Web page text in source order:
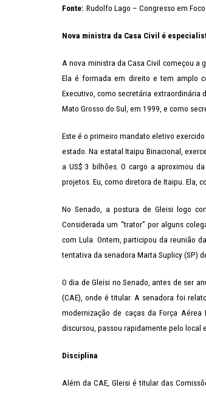
Fonte: Rudolfo Lago – Congresso em Foco
Nova ministra da Casa Civil é
A nova ministra da Casa Civil começou a
Ela é formada em direito e tem amplo
Executivo, como secretária
Mato Grosso do Sul, em 1999, e como
Este é o primeiro mandato eletivo
estado. Na estatal Itaipu Binacional,
a US$ 3 bilhões. O cargo a aproximou
projetos. Eu, como diretora de Itaipu. Ela,
No Senado, a postura de Gleisi logo
Considerada um “trator” por alguns
com Lula. Ontem, participou da reunião
tentativa da senadora Marta Suplicy (SP)
O dia de Gleisi no Senado, antes de ser
(CAE), onde é titular. A senadora foi
modernização de caças da Força
discursou, passou rapidamente pelo local
Disciplina
Além da CAE, Gleisi é titular das